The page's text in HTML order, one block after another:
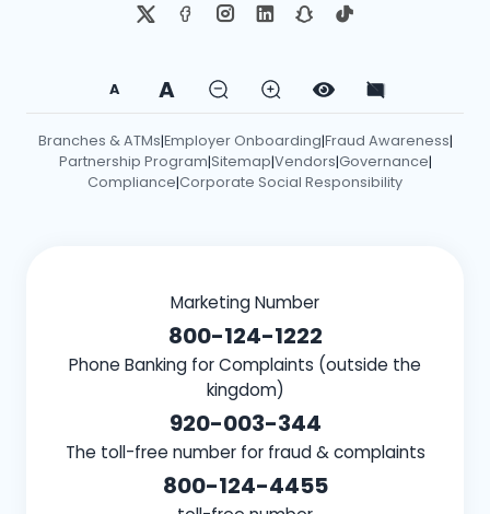
A A
Branches & ATMs|Employer Onboarding|Fraud Awareness|
Partnership Program|Sitemap|Vendors|Governance|
Compliance|Corporate Social Responsibility
Marketing Number
800-124-1222
Phone Banking for Complaints (outside the
kingdom)
920-003-344
The toll-free number for fraud & complaints
800-124-4455